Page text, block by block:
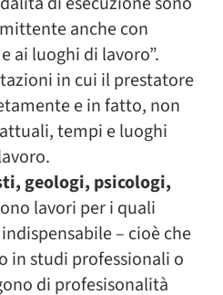
anche con
ai luoghi di lavoro”.
in cui il prestatore
e in fatto, non
tempi e luoghi
geologi, psicologi,
lavori per i quali
– cioè che
in studi professionali o
di profesisonalità